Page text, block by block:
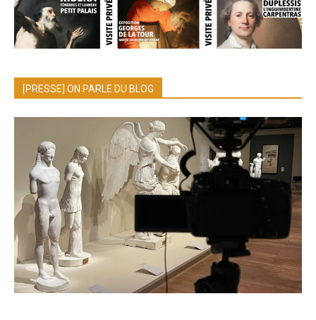
[PRESSE] ON PARLE DU BLOG